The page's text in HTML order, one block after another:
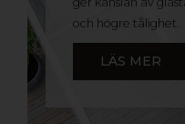
och högre tålighet.
LÄS MER